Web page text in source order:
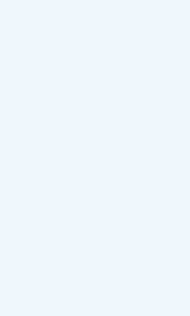
上。
上位10%に入るな